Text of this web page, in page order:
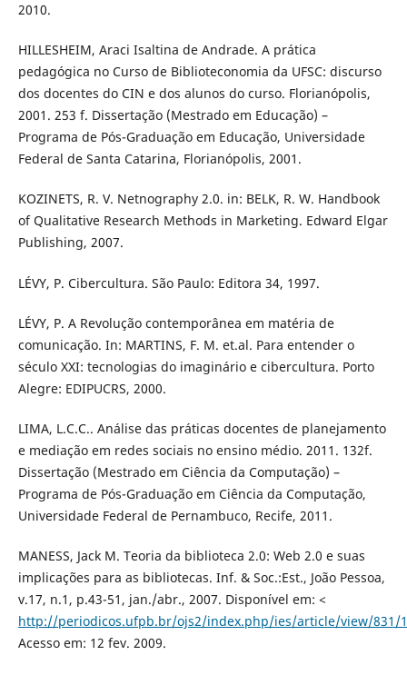
2010.
HILLESHEIM, Araci Isaltina de Andrade. A prática
pedagógica no Curso de Biblioteconomia da UFSC: discurso
dos docentes do CIN e dos alunos do curso. Florianópolis,
2001. 253 f. Dissertação (Mestrado em Educação) –
Programa de Pós-Graduação em Educação, Universidade
Federal de Santa Catarina, Florianópolis, 2001.
KOZINETS, R. V. Netnography 2.0. in: BELK, R. W. Handbook
of Qualitative Research Methods in Marketing. Edward Elgar
Publishing, 2007.
LÉVY, P. Cibercultura. São Paulo: Editora 34, 1997.
LÉVY, P. A Revolução contemporânea em matéria de
comunicação. In: MARTINS, F. M. et.al. Para entender o
século XXI: tecnologias do imaginário e cibercultura. Porto
Alegre: EDIPUCRS, 2000.
LIMA, L.C.C.. Análise das práticas docentes de planejamento
e mediação em redes sociais no ensino médio. 2011. 132f.
Dissertação (Mestrado em Ciência da Computação) –
Programa de Pós-Graduação em Ciência da Computação,
Universidade Federal de Pernambuco, Recife, 2011.
MANESS, Jack M. Teoria da biblioteca 2.0: Web 2.0 e suas
implicações para as bibliotecas. Inf. & Soc.:Est., João Pessoa,
v.17, n.1, p.43-51, jan./abr., 2007. Disponível em: <
http://periodicos.ufpb.br/ojs2/index.php/ies/article/view/831/
Acesso em: 12 fev. 2009.